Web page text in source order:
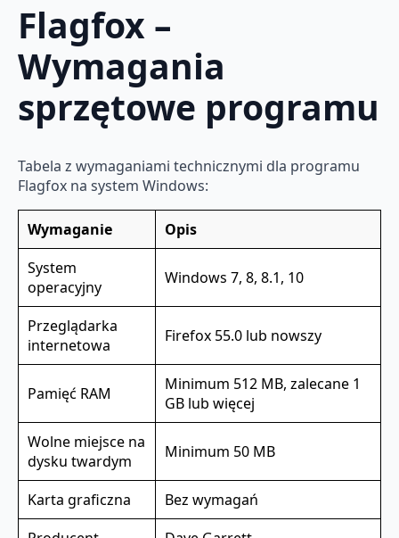
Flagfox –
Wymagania
sprzętowe programu
Tabela z wymaganiami technicznymi dla programu
Flagfox na system Windows:
Wymaganie
Opis
System
operacyjny
Windows 7, 8, 8.1, 10
Przeglądarka
internetowa
Firefox 55.0 lub nowszy
Pamięć RAM
Minimum 512 MB, zalecane 1
GB lub więcej
Wolne miejsce na
dysku twardym
Minimum 50 MB
Karta graficzna
Bez wymagań